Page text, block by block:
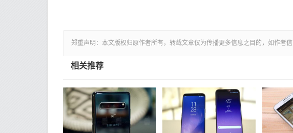
郑重声明：本文版权归原作者所有，转载文章仅为传播更多信息之目的，如作者
相关推荐